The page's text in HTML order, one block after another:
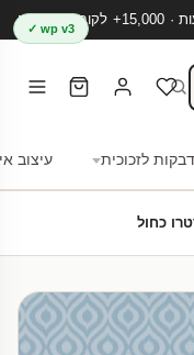
לזכוכית עיצוב
wp v3 ✓
כחול